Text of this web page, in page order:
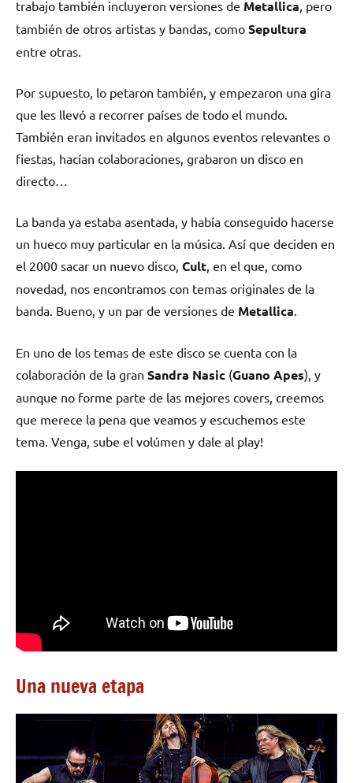
trabajo también incluyeron versiones de Metallica , pero
también de otros artistas y bandas, como Sepultura
entre otras.
Por supuesto, lo petaron también, y empezaron una gira
que les llevó a recorrer países de todo el mundo.
También eran invitados en algunos eventos relevantes o
fiestas, hacían colaboraciones, grabaron un disco en
directo…
La banda ya estaba asentada, y había conseguido hacerse
un hueco muy particular en la música. Así que deciden en
el 2000 sacar un nuevo disco, Cult , en el que, como
novedad, nos encontramos con temas originales de la
banda. Bueno, y un par de versiones de Metallica
En uno de los temas de este disco se cuenta con la
colaboración de la gran Sandra Nasic (Guano Apes), y
aunque no forme parte de las mejores covers, creemos
que merece la pena que veamos y escuchemos este
tema. Venga, sube el volúmen y dale al play!
Una nueva etapa